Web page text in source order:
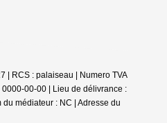
| RCS : palaiseau | Numero TVA
00-00 | Lieu de délivrance :
médiateur : NC | Adresse du